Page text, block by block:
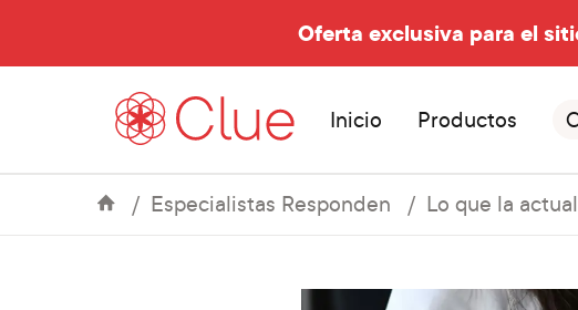
Oferta exclusiva para el
Inicio Productos
Especialistas Responden Lo que la